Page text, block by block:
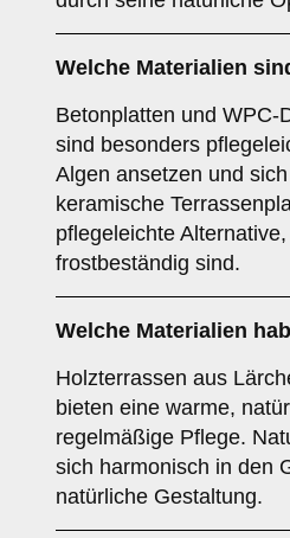
Welche Materialien
Betonplatten und WPC-
sind besonders
Algen ansetzen und
keramische
pflegeleichte
frostbeständig sind.
Welche Materialien
Holzterrassen aus
bieten eine warme,
regelmäßige Pflege.
sich harmonisch in den
natürliche Gestaltung.